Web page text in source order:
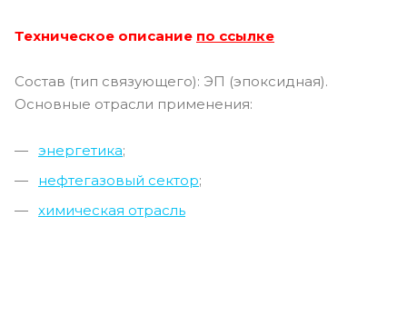
Техническое описание по ссылке
Состав (тип связующего): ЭП (эпоксидная).
Основные отрасли применения:
энергетика;
нефтегазовый сектор;
химическая отрасль